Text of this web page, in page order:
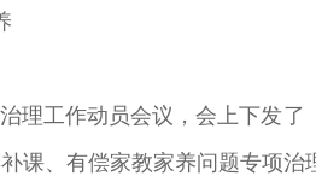
理工作动员会议，会上下发了
课、有偿家教家养问题专项治